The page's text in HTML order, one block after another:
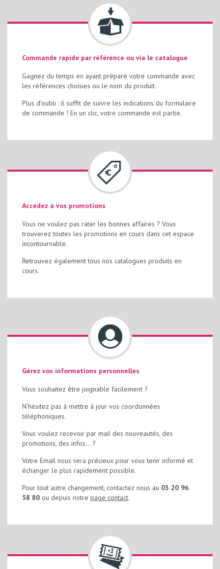
Commande rapide par référence ou via le catalogue
Gagnez du temps en ayant préparé votre commande avec
les références choisies ou le nom du produit.
Plus d’oubli : il suffit de suivre les indications du formulaire
de commande ! En un clic, votre commande est partie.
Accédez à vos promotions
Vous ne voulez pas rater les bonnes affaires ? Vous
trouverez toutes les promotions en cours dans cet espace
incontournable.
Retrouvez également tous nos catalogues produits en
cours.
Gérez vos informations personnelles
Vous souhaitez être joignable facilement ?
N’hésitez pas à mettre à jour vos coordonnées
téléphoniques.
Vous voulez recevoir par mail des nouveautés, des
promotions, des infos… ?
Votre Email nous sera précieux pour vous tenir informé et
échanger le plus rapidement possible.
Pour tout autre changement, contactez nous au 03 20 96
58 80 ou depuis notre page contact.